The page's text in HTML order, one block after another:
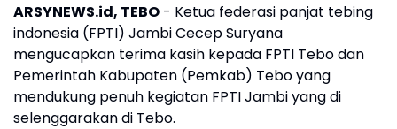
ARSYNEWS.id, TEBO - Ketua federasi panjat tebing
indonesia (FPTI) Jambi Cecep Suryana
mengucapkan terima kasih kepada FPTI Tebo dan
Pemerintah Kabupaten (Pemkab) Tebo yang
mendukung penuh kegiatan FPTI Jambi yang di
selenggarakan di Tebo.